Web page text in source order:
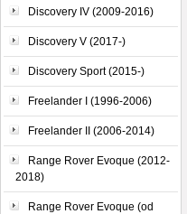
Discovery IV (2009-2016)
Discovery V (2017-)
Discovery Sport (2015-)
Freelander I (1996-2006)
Freelander II (2006-2014)
Range Rover Evoque (2012-
2018)
Range Rover Evoque (od